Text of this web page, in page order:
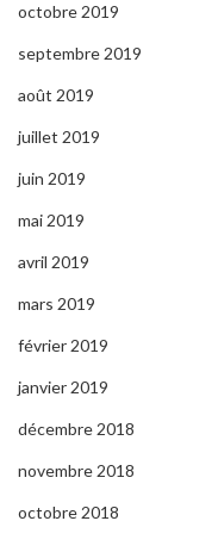
octobre 2019
septembre 2019
août 2019
juillet 2019
juin 2019
mai 2019
avril 2019
mars 2019
février 2019
janvier 2019
décembre 2018
novembre 2018
octobre 2018